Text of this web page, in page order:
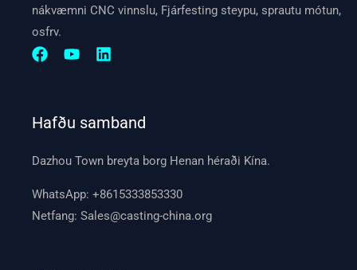
nákvæmni CNC vinnslu, Fjárfesting steypu, sprautu mótun,
osfrv.
Hafðu samband
Dazhou Town breyta borg Henan héraði Kína.
WhatsApp:+8615333853330
Netfang:Sales@casting-china.org